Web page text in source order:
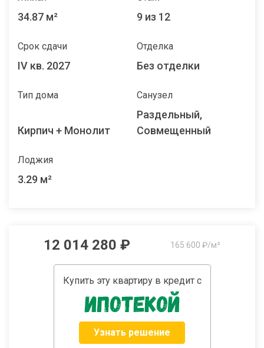
34.87 м² 9 из 12
Срок сдачи
IV кв. 2027
Отделка
Без отделки
Тип дома
Кирпич + Монолит
Санузел
Раздельный,
Совмещенный
Лоджия
3.29 м²
12 014 280 ₽ 165 600 ₽/м²
Купить эту квартиру в кредит с
Узнать решение